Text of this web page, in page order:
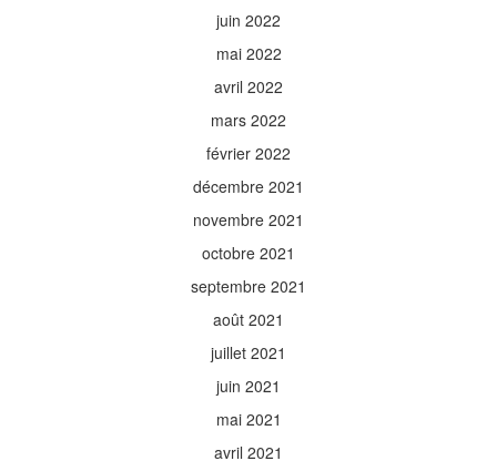
juin 2022
mai 2022
avril 2022
mars 2022
février 2022
décembre 2021
novembre 2021
octobre 2021
septembre 2021
août 2021
juillet 2021
juin 2021
mai 2021
avril 2021